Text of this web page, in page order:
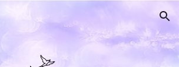
Skip to navigation